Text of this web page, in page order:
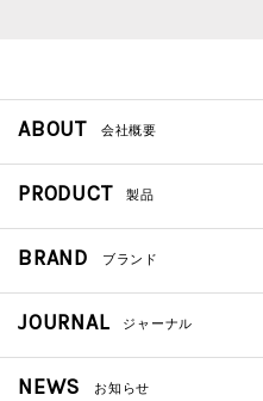
ABOUT 会社概要
PRODUCT 製品
BRAND ブランド
JOURNAL ジャーナル
NEWS お知らせ